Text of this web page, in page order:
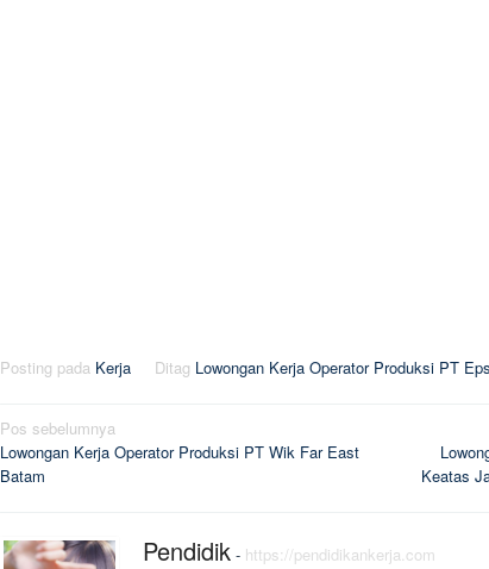
Posting pada Kerja Ditag Lowongan Kerja Operator Produksi PT
Navigasi
pos
Pos sebelumnya
Lowongan Kerja Operator Produksi PT Wik Far East
Batam
Keatas
Pendidik - https://pendidikankerja.com